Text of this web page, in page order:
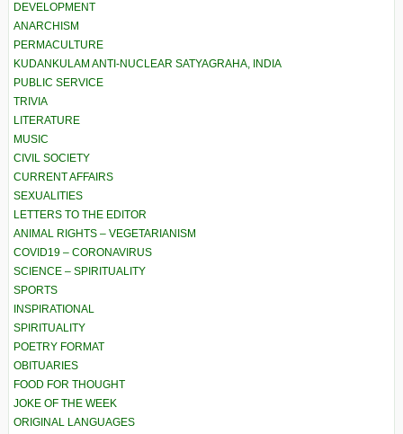
DEVELOPMENT
ANARCHISM
PERMACULTURE
KUDANKULAM ANTI-NUCLEAR SATYAGRAHA, INDIA
PUBLIC SERVICE
TRIVIA
LITERATURE
MUSIC
CIVIL SOCIETY
CURRENT AFFAIRS
SEXUALITIES
LETTERS TO THE EDITOR
ANIMAL RIGHTS – VEGETARIANISM
COVID19 – CORONAVIRUS
SCIENCE – SPIRITUALITY
SPORTS
INSPIRATIONAL
SPIRITUALITY
POETRY FORMAT
OBITUARIES
FOOD FOR THOUGHT
JOKE OF THE WEEK
ORIGINAL LANGUAGES